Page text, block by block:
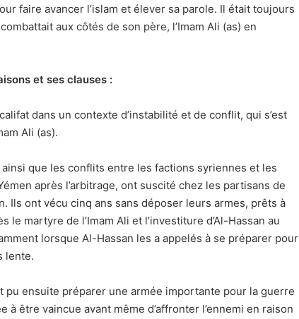
faire avancer l’islam et élever sa parole. Il était toujours
aux côtés de son père, l’Imam Ali (as) en
et ses clauses :
dans un contexte d’instabilité et de conflit, qui s’est
Ali (as).
que les conflits entre les factions syriennes et les
après l’arbitrage, ont suscité chez les partisans de
Ils ont vécu cinq ans sans déposer leurs armes, prêts à
martyre de l’Imam Ali et l’investiture d’Al-Hassan au
lorsque Al-Hassan les a appelés à se préparer pour
lente.
pu ensuite préparer une armée importante pour la guerre
être vaincue avant même d’affronter l’ennemi en raison